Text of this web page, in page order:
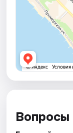
Вопросы